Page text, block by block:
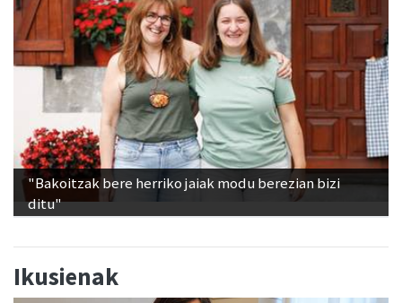
"Bakoitzak bere herriko jaiak modu berezian bizi
ditu"
Ikusienak